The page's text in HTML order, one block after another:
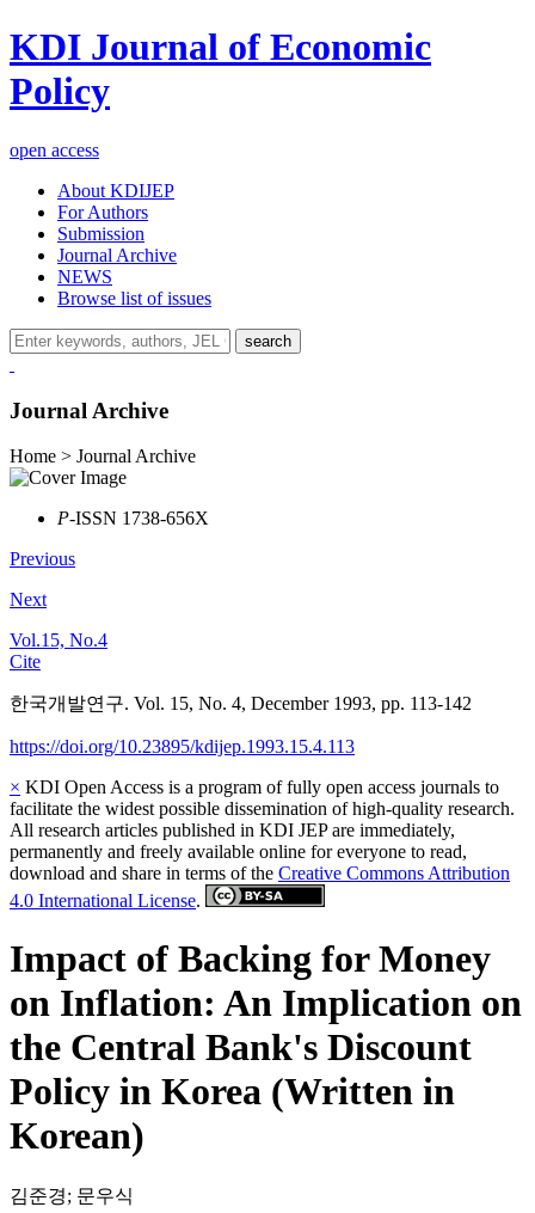
KDI Journal of Economic
Policy
open access
About KDIJEP
For Authors
Submission
Journal Archive
NEWS
Browse list of issues
search
Journal Archive
Home > Journal Archive
P-ISSN 1738-656X
Previous
Next
Vol.15, No.4
Cite
한국개발연구. Vol. 15, No. 4, December 1993, pp. 113-142
https://doi.org/10.23895/kdijep.1993.15.4.113
× KDI Open Access is a program of fully open access journals to
facilitate the widest possible dissemination of high-quality research.
All research articles published in KDI JEP are immediately,
permanently and freely available online for everyone to read,
download and share in terms of the Creative Commons Attribution
4.0 International License.
Impact of Backing for Money
on Inflation: An Implication on
the Central Bank's Discount
Policy in Korea (Written in
Korean)
김준경; 문우식